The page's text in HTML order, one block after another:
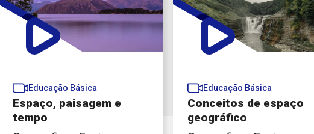
Educação Básica
Espaço, paisagem e
tempo
Educação Básica
Conceitos de espaço
geográfico